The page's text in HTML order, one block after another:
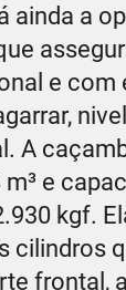
ainda a
e com
A
e
kgf.
cilindros
frontal,